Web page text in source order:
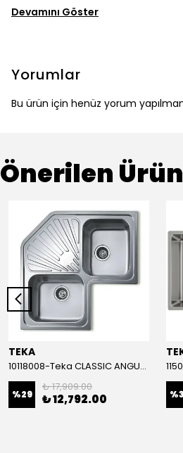
Devamını Göster
Yorumlar
Bu ürün için henüz yorum
Önerilen
TEKA
10118008-Teka CLASSIC ANGULAR 2B Çelik Eviye
%29
₺ 17,909.00
₺ 12,792.00 %